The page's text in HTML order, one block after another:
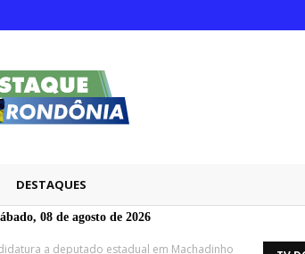
DESTAQUES
08 de agosto de 2026
a deputado estadual em Machadinho